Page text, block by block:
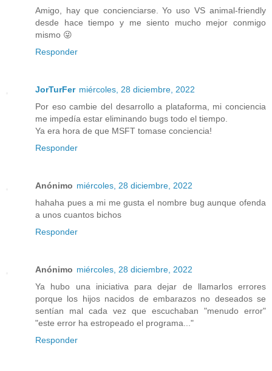
Amigo, hay que concienciarse. Yo uso VS animal-friendly
desde hace tiempo y me siento mucho mejor conmigo
mismo 😜
Responder
JorTurFer miércoles, 28 diciembre, 2022
Por eso cambie del desarrollo a plataforma, mi conciencia
me impedía estar eliminando bugs todo el tiempo.
Ya era hora de que MSFT tomase conciencia!
Responder
Anónimo miércoles, 28 diciembre, 2022
hahaha pues a mi me gusta el nombre bug aunque ofenda
a unos cuantos bichos
Responder
Anónimo miércoles, 28 diciembre, 2022
Ya hubo una iniciativa para dejar de llamarlos errores
porque los hijos nacidos de embarazos no deseados se
sentían mal cada vez que escuchaban "menudo error"
"este error ha estropeado el programa..."
Responder